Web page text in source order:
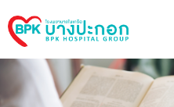
Bangpakok
Hospital